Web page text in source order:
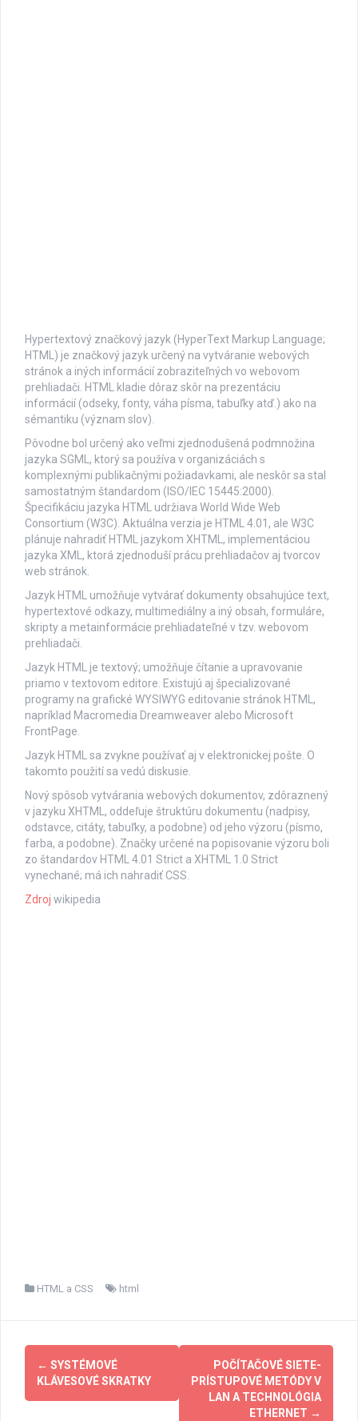
Hypertextový značkový jazyk (HyperText Markup Language;
HTML) je značkový jazyk určený na vytváranie webových
stránok a iných informácií zobraziteľných vo webovom
prehliadači. HTML kladie dôraz skôr na prezentáciu
informácií (odseky, fonty, váha písma, tabuľky atď.) ako na
sémantiku (význam slov).
Pôvodne bol určený ako veľmi zjednodušená podmnožina
jazyka SGML, ktorý sa používa v organizáciách s
komplexnými publikačnými požiadavkami, ale neskôr sa stal
samostatným štandardom (ISO/IEC 15445:2000).
Špecifikáciu jazyka HTML udržiava World Wide Web
Consortium (W3C). Aktuálna verzia je HTML 4.01, ale W3C
plánuje nahradiť HTML jazykom XHTML, implementáciou
jazyka XML, ktorá zjednoduší prácu prehliadačov aj tvorcov
web stránok.
Jazyk HTML umožňuje vytvárať dokumenty obsahujúce text,
hypertextové odkazy, multimediálny a iný obsah, formuláre,
skripty a metainformácie prehliadateľné v tzv. webovom
prehliadači.
Jazyk HTML je textový; umožňuje čítanie a upravovanie
priamo v textovom editore. Existujú aj špecializované
programy na grafické WYSIWYG editovanie stránok HTML,
napríklad Macromedia Dreamweaver alebo Microsoft
FrontPage.
Jazyk HTML sa zvykne používať aj v elektronickej pošte. O
takomto použití sa vedú diskusie.
Nový spôsob vytvárania webových dokumentov, zdôraznený
v jazyku XHTML, oddeľuje štruktúru dokumentu (nadpisy,
odstavce, citáty, tabuľky, a podobne) od jeho výzoru (písmo,
farba, a podobne). Značky určené na popisovanie výzoru boli
zo štandardov HTML 4.01 Strict a XHTML 1.0 Strict
vynechané; má ich nahradiť CSS.
Zdroj wikipedia
HTML a CSS html
Post
navigation
← SYSTÉMOVÉ
KLÁVESOVÉ SKRATKY
POČÍTAČOVÉ SIETE-
PRÍSTUPOVÉ METÓDY V
LAN A TECHNOLÓGIA
ETHERNET →